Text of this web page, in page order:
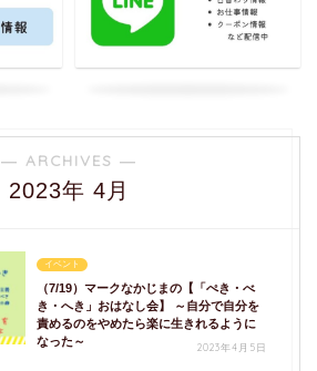
― ARCHIVES ―
2023年 4月
イベント
（7/19）マークなかじまの【「ぺき・べ
き・へき」おはなし会】 ～自分で自分を
責めるのをやめたら楽に生きれるように
なった～
2023年4月5日